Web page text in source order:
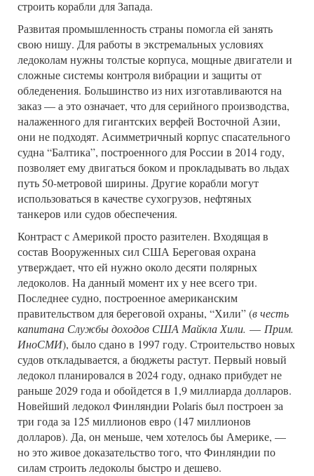
строить корабли для Запада.
Развитая промышленность страны помогла ей занять
свою нишу. Для работы в экстремальных условиях
ледоколам нужны толстые корпуса, мощные двигатели и
сложные системы контроля вибрации и защиты от
обледенения. Большинство из них изготавливаются на
заказ — а это означает, что для серийного производства,
налаженного для гигантских верфей Восточной Азии,
они не подходят. Асимметричный корпус спасательного
судна “Балтика”, построенного для России в 2014 году,
позволяет ему двигаться боком и прокладывать во льдах
путь 50-метровой ширины. Другие корабли могут
использоваться в качестве сухогрузов, нефтяных
танкеров или судов обеспечения.
Контраст с Америкой просто разителен. Входящая в
состав Вооруженных сил США Береговая охрана
утверждает, что ей нужно около десяти полярных
ледоколов. На данный момент их у нее всего три.
Последнее судно, построенное американским
правительством для береговой охраны, “Хили” (в честь
капитана Службы доходов США Майкла Хили. — Прим.
ИноСМИ), было сдано в 1997 году. Строительство новых
судов откладывается, а бюджеты растут. Первый новый
ледокол планировался в 2024 году, однако прибудет не
раньше 2029 года и обойдется в 1,9 миллиарда долларов.
Новейший ледокол Финляндии Polaris был построен за
три года за 125 миллионов евро (147 миллионов
долларов). Да, он меньше, чем хотелось бы Америке, —
но это живое доказательство того, что Финляндии по
силам строить ледоколы быстро и дешево.